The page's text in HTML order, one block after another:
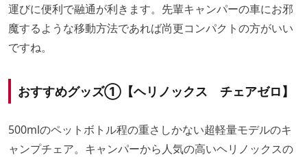
運びに便利で融通が利きます。先輩キャンパーの車にお邪
魔するような移動方法であれば尚更コンパクトの方がいい
ですね。
おすすめグッズ①【ヘリノックス チェアゼロ】
500mlのペットボトル程の重さしかない超軽量モデルのキ
ャンプチェア。キャンパーから人気の高いヘリノックスの